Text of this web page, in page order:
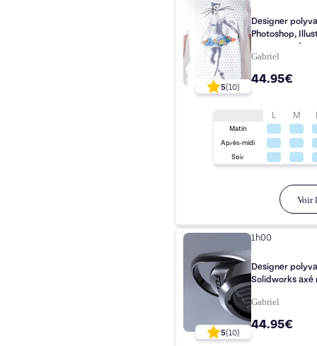
5(10)
Designer
Photoshop,
et astuces du
Gabriel
44.95€
L M
Matin
Après-midi
Soir
Voir
5(10)
1h00
Designer
Solidworks axé
Gabriel
44.95€